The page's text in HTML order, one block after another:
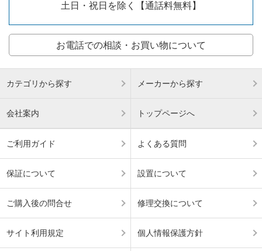
土日・祝日を除く【通話料無料】
お電話での相談・お買い物について
カテゴリから探す メーカーから探す
会社案内 トップページへ
ご利用ガイド よくある質問
保証について 設置について
ご購入後の問合せ 修理交換について
サイト利用規定 個人情報保護方針